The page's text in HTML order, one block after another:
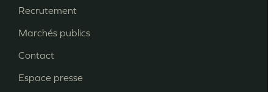
de
page
Recrutement
Marchés publics
Contact
Espace presse